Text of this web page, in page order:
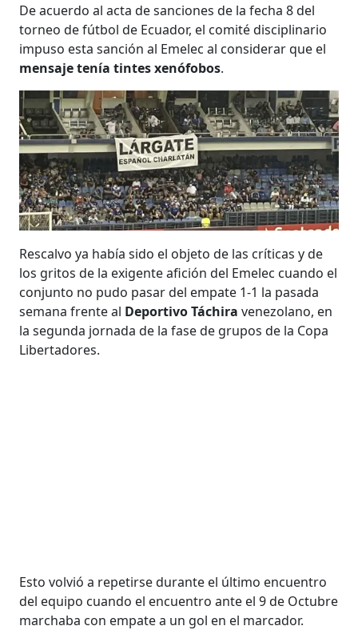
De acuerdo al acta de sanciones de la fecha 8 del
torneo de fútbol de Ecuador, el comité disciplinario
impuso esta sanción al Emelec al considerar que el
mensaje tenía tintes xenófobos.
Rescalvo ya había sido el objeto de las críticas y de
los gritos de la exigente afición del Emelec cuando el
conjunto no pudo pasar del empate 1-1 la pasada
semana frente al Deportivo Táchira venezolano, en
la segunda jornada de la fase de grupos de la Copa
Libertadores.
Esto volvió a repetirse durante el último encuentro
del equipo cuando el encuentro ante el 9 de Octubre
marchaba con empate a un gol en el marcador.